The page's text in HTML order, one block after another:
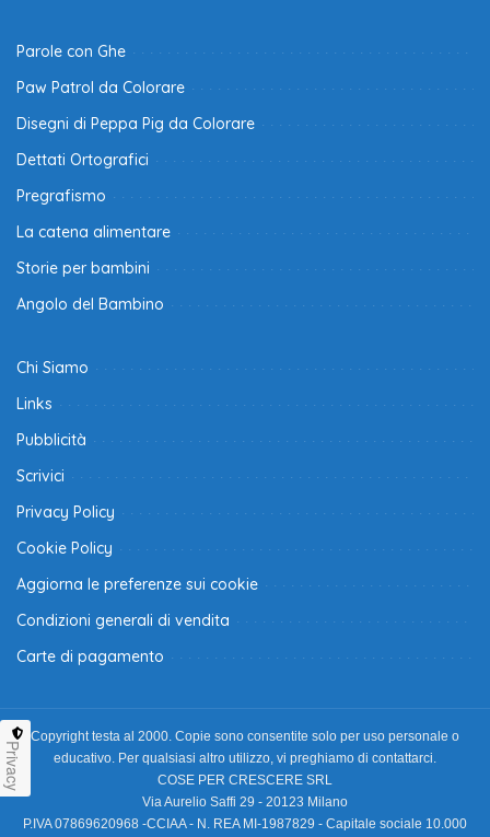
Parole con Ghe
Paw Patrol da Colorare
Disegni di Peppa Pig da Colorare
Dettati Ortografici
Pregrafismo
La catena alimentare
Storie per bambini
Angolo del Bambino
Chi Siamo
Links
Pubblicità
Scrivici
Privacy Policy
Cookie Policy
Aggiorna le preferenze sui cookie
Condizioni generali di vendita
Carte di pagamento
Copyright testa al 2000. Copie sono consentite solo per uso personale o
educativo. Per qualsiasi altro utilizzo, vi preghiamo di contattarci.
COSE PER CRESCERE SRL
Via Aurelio Saffi 29 - 20123 Milano
P.IVA 07869620968 -CCIAA - N. REA MI-1987829 - Capitale sociale 10.000
Privacy